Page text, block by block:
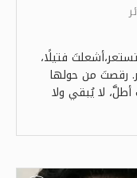
فتيلًا،
رقصتَ من حولها
أطلَّ، لا يُبقي ولا